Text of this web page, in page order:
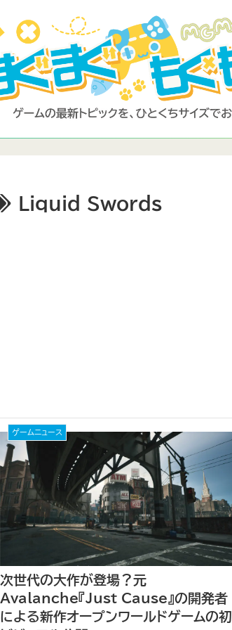
Liquid Swords
ゲームニュース
次世代の大作が登場？元
Avalanche『Just Cause』の開発者
による新作オープンワールドゲームの初